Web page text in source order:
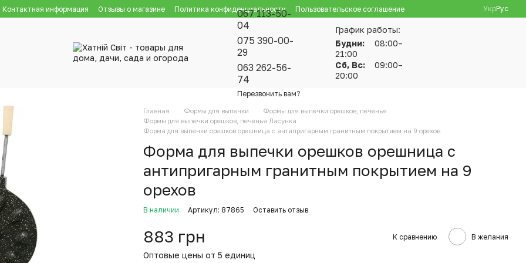
Контактная информация Отзывы о магазине Политика конфиденциальности Пользовательское соглашение УкрРус
067 113-50-
04
075 390-00-
29
063 262-56-
74
Перезвонить вам?
График работы:
Будни:
08:00–
21:00
Сб, Вс:
09:00–
20:00
Главная Формы для выпечки
Формы для выпечки орешков, печенья
Формы для выпечки орешков, печенья Ласунка
Форма для выпечки орешков орешница с антипригарным гранитным покрытием на 9 орехов
Форма для выпечки орешков орешница с
антипригарным гранитным покрытием на 9
орехов
В наличии Артикул: 87865 Оставить отзыв
883 грн К сравнению В желания
Оптовые цены от 5 единиц